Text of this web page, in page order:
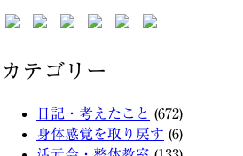
カテゴリー
日記・考えたこと (672)
身体感覚を取り戻す (6)